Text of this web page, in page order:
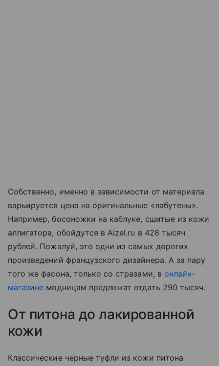
Собственно, именно в зависимости от материала
варьируется цена на оригинальные «лабутены».
Например, босоножки на каблуке, сшитые из кожи
аллигатора, обойдутся в Aizel.ru в 428 тысяч
рублей. Пожалуй, это одни из самых дорогих
произведений французского дизайнера. А за пару
того же фасона, только со стразами, в онлайн-
магазине модницам предложат отдать 290 тысяч.
От питона до лакированной
кожи
Классические черные туфли из кожи питона